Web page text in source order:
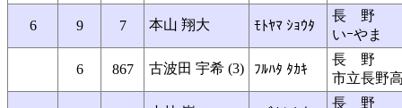
6 9 7 本山 翔大 ﾓﾄﾔﾏ ｼｮｳﾀ
長 野
いｰやま
6 867 古波田 宇希 (3) ﾌﾙﾊﾀ ﾀｶｷ
長 野
市立長野
長 野